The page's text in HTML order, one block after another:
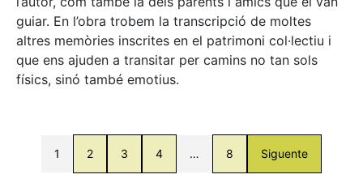
guiar. En l’obra trobem la transcripció de moltes
altres memòries inscrites en el patrimoni col·lectiu i
que ens ajuden a transitar per camins no tan sols
físics, sinó també emotius.
1 2 3 4 … 8 Siguente